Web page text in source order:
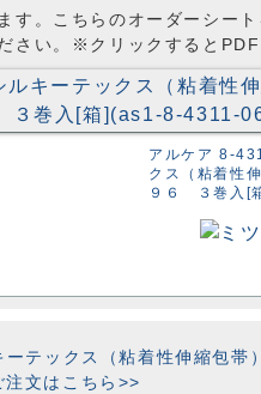
す。こちらのオーダーシー
さい。※クリックするとPDF
アルケア 8-
クス（粘着性
９６ ３巻入[
テックス（粘着性伸縮包
文はこちら>>